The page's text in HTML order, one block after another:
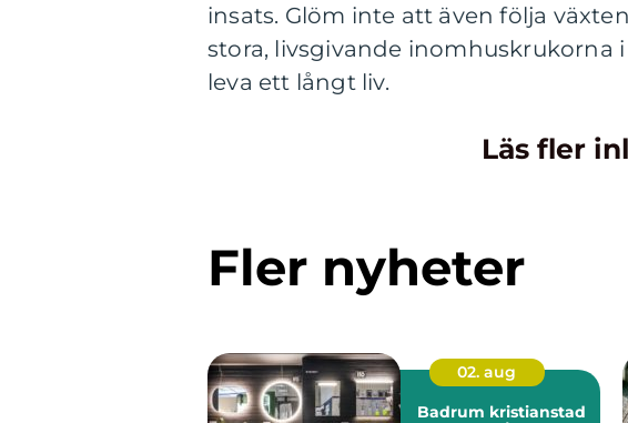
insats. Glöm inte att även följa
stora, livsgivande inomhuskrukorna
leva ett långt liv.
Läs fler
Fler nyheter
02. aug
Badrum kristianstad